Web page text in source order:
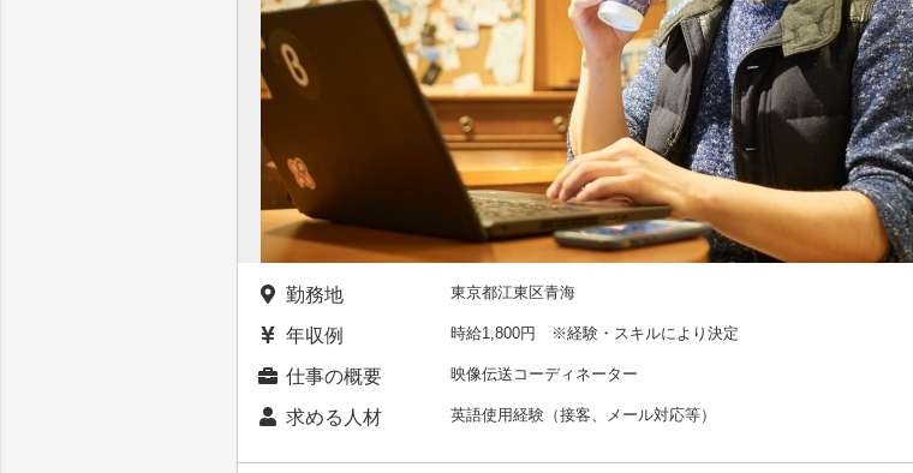
勤務地 東京都江東区青海
年収例 時給1,800円 ※経験・スキルにより決定
仕事の概要 映像伝送コーディネーター
求める人材 英語使用経験（接客、メール対応等）